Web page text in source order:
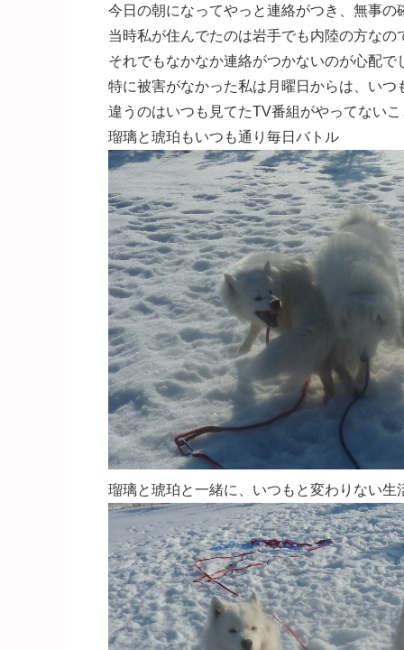
今日の朝になってやっと連絡がつき、無事の
当時私が住んでたのは岩手でも内陸の方な
それでもなかなか連絡がつかないのが心配で
特に被害がなかった私は月曜日からは、いつ
違うのはいつも見てたTV番組がやってない
瑠璃と琥珀もいつも通り毎日バトル
瑠璃と琥珀と一緒に、いつもと変わりない